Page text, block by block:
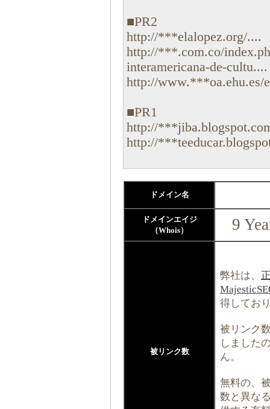
■PR2
http://***elalopez.org/....
http://***.com.co/
interamericana-de-cultu....
http://www.***oa.ehu.es/
■PR1
http://
http://
ドメイン名
ドメインエイジ
（Whois）
9
被リンク数
弊社は、
得してお
被リンク
しました
ん。
無料の、
数と異な